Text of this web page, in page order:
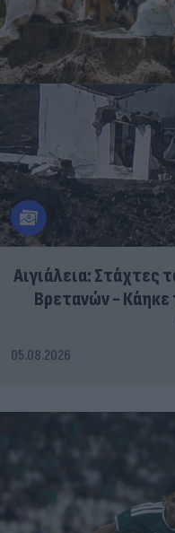
Αιγιάλεια: Στάχτες
Βρετανών - Κάηκε
05.08.2026